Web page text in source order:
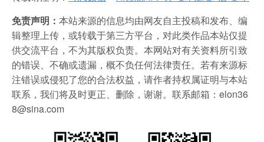
免责声明： 本站来源的信息均由网友自主投稿和发布、编
辑整理上传，或转载于第三方平台，对此类作品本站仅提
供交流平台，不为其版权负责。本网站对有关资料所引致
的错误、不确或遗漏，概不负任何法律责任。若有来源标
注错误或侵犯了您的合法权益，请作者持权属证明与本站
联系，我们将及时更正、删除，谢谢。联系邮箱：elon36
8@sina.com